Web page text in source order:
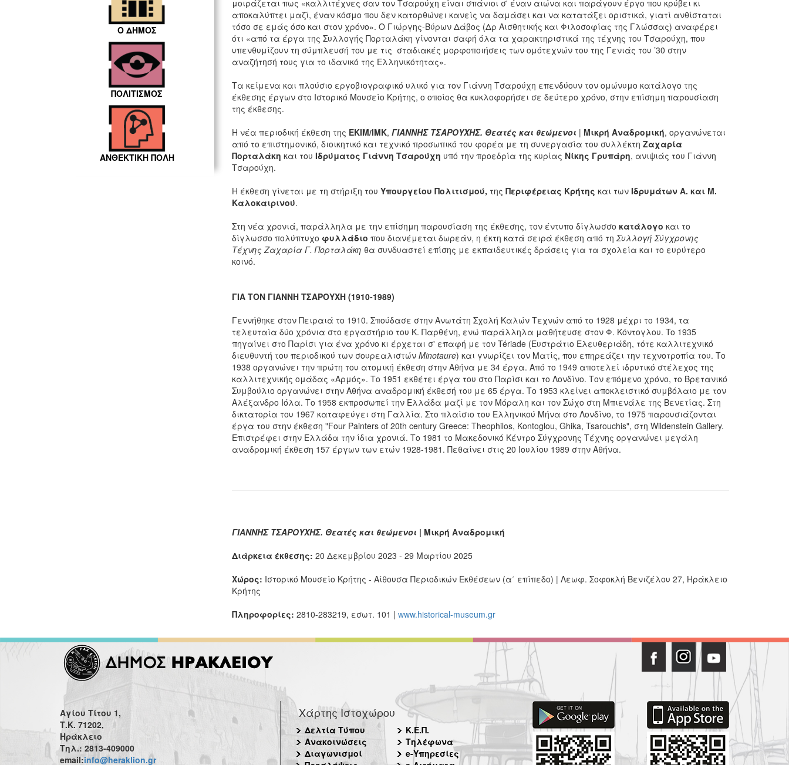
Ο ΔΗΜΟΣ
ΠΟΛΙΤΙΣΜΟΣ
ΑΝΘΕΚΤΙΚΗ ΠΟΛΗ
μοιράζεται πως «καλλιτέχνες σαν τον Τσαρούχη είναι σπάνιοι σ' έναν αιώνα και παράγουν έργο που κρύβει κι
αποκαλύπτει μαζί, έναν κόσμο που δεν κατορθώνει κανείς να δαμάσει και να κατατάξει οριστικά, γιατί ανθίσταται
τόσο σε εμάς όσο και στον χρόνο». Ο Γιώργης-Βύρων Δάβος (Δρ Αισθητικής και Φιλοσοφίας της Γλώσσας) αναφέρει
ότι «από τα έργα της Συλλογής Πορταλάκη γίνονται σαφή όλα τα χαρακτηριστικά της τέχνης του Τσαρούχη, που
υπενθυμίζουν τη σύμπλευσή του με τις σταδιακές μορφοποιήσεις των ομότεχνών του της Γενιάς του ’30 στην
αναζήτησή τους για το ιδανικό της Ελληνικότητας».
Τα κείμενα και πλούσιο εργοβιογραφικό υλικό για τον Γιάννη Τσαρούχη επενδύουν τον ομώνυμο κατάλογο της
έκθεσης έργων στο Ιστορικό Μουσείο Κρήτης, ο οποίος θα κυκλοφορήσει σε δεύτερο χρόνο, στην επίσημη παρουσίαση
της έκθεσης.
Η νέα περιοδική έκθεση της ΕΚΙΜ/ΙΜΚ, ΓΙΑΝΝΗΣ ΤΣΑΡΟΥΧΗΣ. Θεατές και θεώμενοι | Μικρή Αναδρομική, οργανώνεται
από το επιστημονικό, διοικητικό και τεχνικό προσωπικό του φορέα με τη συνεργασία του συλλέκτη Ζαχαρία
Πορταλάκη και του Ιδρύματος Γιάννη Τσαρούχη υπό την προεδρία της κυρίας Νίκης Γρυπάρη, ανιψιάς του Γιάννη
Τσαρούχη.
Η έκθεση γίνεται με τη στήριξη του Υπουργείου Πολιτισμού, της Περιφέρειας Κρήτης και των Ιδρυμάτων Α. και Μ.
Καλοκαιρινού.
Στη νέα χρονιά, παράλληλα με την επίσημη παρουσίαση της έκθεσης, τον έντυπο δίγλωσσο κατάλογο και το
δίγλωσσο πολύπτυχο φυλλάδιο που διανέμεται δωρεάν, η έκτη κατά σειρά έκθεση από τηΣυλλογή Σύγχρονης
Τέχνης Ζαχαρία Γ. Πορταλάκη θα συνδυαστεί επίσης με εκπαιδευτικές δράσεις για τα σχολεία και το ευρύτερο
κοινό.
ΓΙΑ ΤΟΝ ΓΙΑΝΝΗ ΤΣΑΡΟΥΧΗ (1910-1989)
Γεννήθηκε στον Πειραιά το 1910. Σπούδασε στην Ανωτάτη Σχολή Καλών Τεχνών από το 1928 μέχρι το 1934, τα
τελευταία δύο χρόνια στο εργαστήριο του Κ. Παρθένη, ενώ παράλληλα μαθήτευσε στον Φ. Κόντογλου. To 1935
πηγαίνει στο Παρίσι για ένα χρόνο κι έρχεται σ' επαφή με τον Tériade (Ευστράτιο Ελευθεριάδη, τότε καλλιτεχνικό
διευθυντή του περιοδικού των σουρεαλιστών Minotaure) και γνωρίζει τον Ματίς, που επηρεάζει την τεχνοτροπία του. Το
1938 οργανώνει την πρώτη του ατομική έκθεση στην Αθήνα με 34 έργα. Από το 1949 αποτελεί ιδρυτικό στέλεχος της
καλλιτεχνικής ομάδας «Αρμός». Το 1951 εκθέτει έργα του στο Παρίσι και το Λονδίνο. Τον επόμενο χρόνο, το Βρετανικό
Συμβούλιο οργανώνει στην Αθήνα αναδρομική έκθεσή του με 65 έργα. Το 1953 κλείνει αποκλειστικό συμβόλαιο με τον
Αλέξανδρο Ιόλα. Το 1958 εκπροσωπεί την Ελλάδα μαζί με τον Μόραλη και τον Σώχο στη Μπιενάλε της Βενετίας. Στη
δικτατορία του 1967 καταφεύγει στη Γαλλία. Στο πλαίσιο του Ελληνικού Μήνα στο Λονδίνο, το 1975 παρουσιάζονται
έργα του στην έκθεση "Four Painters of 20th century Greece: Theophilos, Kontoglou, Ghika, Tsarouchis", στη Wildenstein Gallery.
Επιστρέφει στην Ελλάδα την ίδια χρονιά. Το 1981 το Μακεδονικό Κέντρο Σύγχρονης Τέχνης οργανώνει μεγάλη
αναδρομική έκθεση 157 έργων των ετών 1928-1981. Πεθαίνει στις 20 Ιουλίου 1989 στην Αθήνα.
ΓΙΑΝΝΗΣ ΤΣΑΡΟΥΧΗΣ. Θεατές και θεώμενοι | Μικρή Αναδρομική
Διάρκεια έκθεσης: 20 Δεκεμβρίου 2023 - 29 Μαρτίου 2025
Χώρος: Ιστορικό Μουσείο Κρήτης - Αίθουσα Περιοδικών Εκθέσεων (α΄ επίπεδο) | Λεωφ. Σοφοκλή Βενιζέλου 27, Ηράκλειο
Κρήτης
Πληροφορίες: 2810-283219, εσωτ. 101 | www.historical-museum.gr
Αγίου Τίτου 1,
Τ.Κ. 71202,
Ηράκλειο
Τηλ.: 2813-409000
email:info@heraklion.gr
Χάρτης Ιστοχώρου
Δελτία Τύπου
Ανακοινώσεις
Διαγωνισμοί
Κ.Ε.Π.
Τηλέφωνα
e-Υπηρεσίες